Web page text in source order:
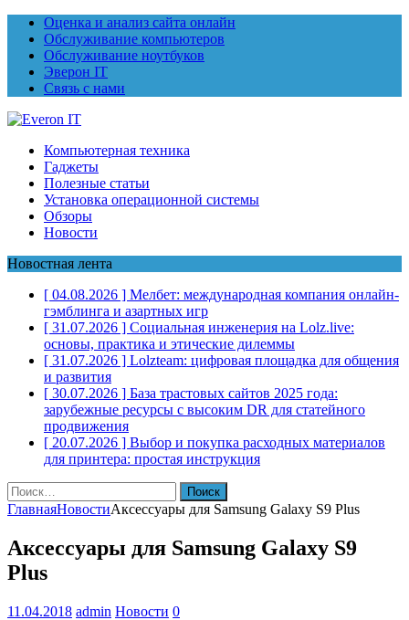
Оценка и анализ сайта онлайн
Обслуживание компьютеров
Обслуживание ноутбуков
Эверон IT
Связь с нами
Компьютерная техника
Гаджеты
Полезные статьи
Установка операционной системы
Обзоры
Новости
Новостная лента
[ 04.08.2026 ] Мелбет: международная компания онлайн-
гэмблинга и азартных игр
[ 31.07.2026 ] Социальная инженерия на Lolz.live:
основы, практика и этические дилеммы
[ 31.07.2026 ] Lolzteam: цифровая площадка для общения
и развития
[ 30.07.2026 ] База трастовых сайтов 2025 года:
зарубежные ресурсы с высоким DR для статейного
продвижения
[ 20.07.2026 ] Выбор и покупка расходных материалов
для принтера: простая инструкция
Найти:
ГлавнаяНовостиАксессуары для Samsung Galaxy S9 Plus
Аксессуары для Samsung Galaxy S9
Plus
11.04.2018 admin Новости 0